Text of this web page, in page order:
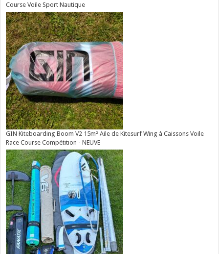
Course Voile Sport Nautique
GIN Kiteboarding Boom V2 15m² Aile de Kitesurf Wing à Caissons Voile
Race Course Compétition - NEUVE